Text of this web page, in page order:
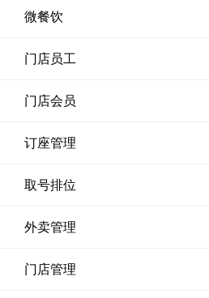
微餐饮
门店员工
门店会员
订座管理
取号排位
外卖管理
门店管理